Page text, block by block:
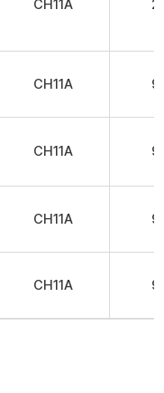
CH11A
CH11A
CH11A
CH11A
CH11A